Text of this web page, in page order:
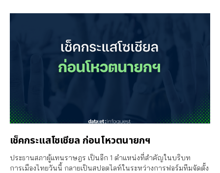
เช็คกระแสโซเชียล ก่อนโหวตนายกฯ
ประธานสภาผู้แทนราษฎร เป็นอีก 1 ตำแหน่งที่สำคัญในบริบท
การเมืองไทยวันนี้ กลายเป็นสปอตไลท์ในระหว่างการฟอร์มทีมจัดตั้ง